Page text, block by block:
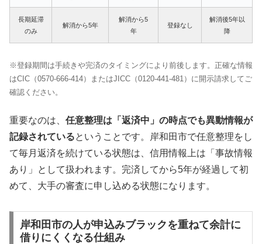
長期延滞
のみ
解消から5年
解消から5
年
登録なし
解消後5年以
降
※登録期間は手続きや完済のタイミングにより前後します。正確な情報
はCIC（0570-666-414）またはJICC（0120-441-481）に開示請求してご
確認ください。
重要なのは、 任意整理は「返済中」の時点でも異動情報が
記録されているということです。岸和田市で任意整理をし
て毎月返済を続けている状態は、信用情報上は「事故情報
あり」として扱われます。完済してから5年が経過して初
めて、大手の審査に申し込める状態になります。
岸和田市の人が申込みブラックを重ねて余計に
借りにくくなる仕組み